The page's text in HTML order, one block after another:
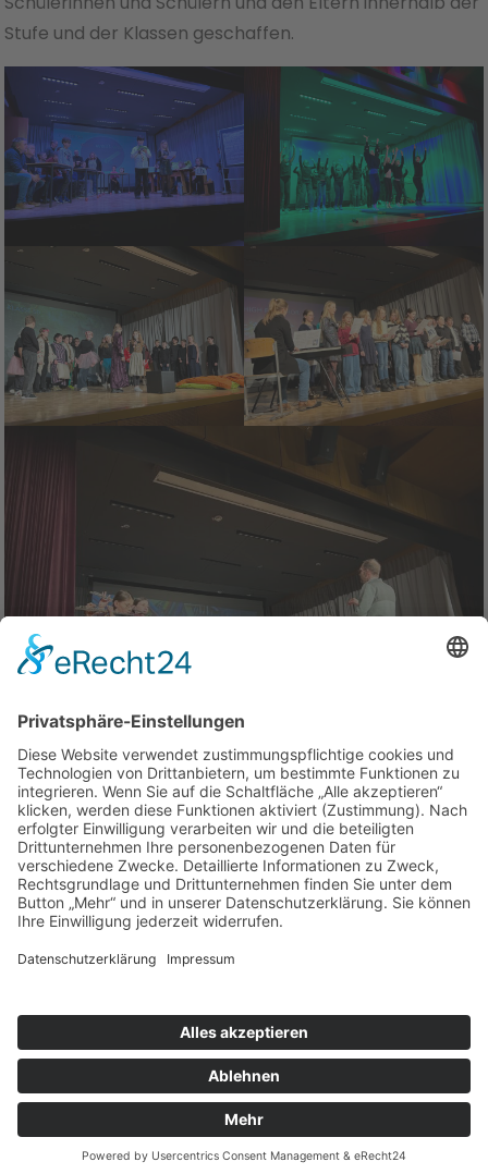
Stufe und der Klassen geschaffen.
Sonstiges
Diesen Beitrag teilen:
© 2026 Nicolaus-Kistner-Gymnasium Mosbach. Alle Rechte
vorbehalten.
Impressum/Datenschutz